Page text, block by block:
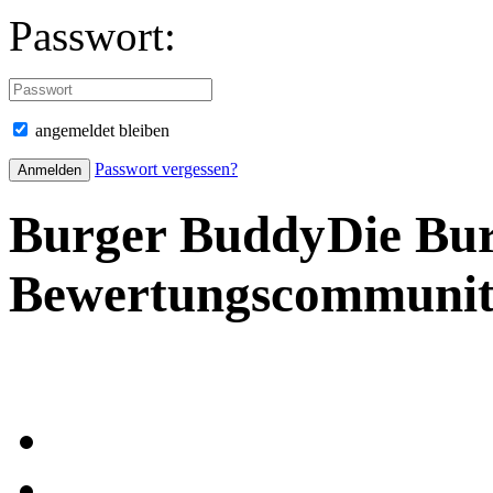
Passwort:
angemeldet bleiben
Passwort vergessen?
Burger BuddyDie